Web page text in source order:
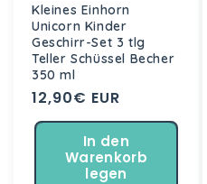
Kleines Einhorn
Unicorn Kinder
Geschirr-Set 3 tlg
Teller Schüssel Becher
350 ml
Normaler
Preis
12,90€ EUR
In den
Warenkorb
legen